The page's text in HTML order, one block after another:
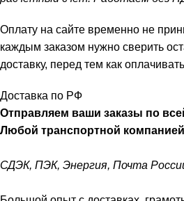
Оплату на сайте временно не
каждым заказом нужно сверить
доставку, перед тем как
Доставка по РФ
Отправляем ваши заказы по
Любой транспортной
СДЭК, ПЭК, Энергия, Почта